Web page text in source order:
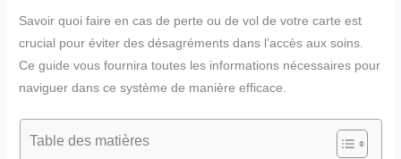
Savoir quoi faire en cas de perte ou de vol de votre carte est
crucial pour éviter des désagréments dans l’accès aux soins.
Ce guide vous fournira toutes les informations nécessaires pour
naviguer dans ce système de manière efficace.
Table des matières